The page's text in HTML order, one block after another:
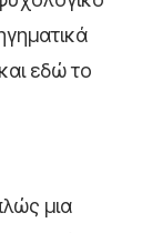
εδώ το
μια